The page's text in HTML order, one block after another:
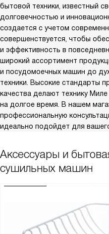
бытовой техники, известный
долговечностью и
создается с учетом
совершенствуется, чтобы
и эффективность в
широкий ассортимент
и посудомоечных машин до
техники. Высокие стандарты
качества делают технику
на долгое время. В нашем
профессиональную
идеально подойдет для
Аксессуары и
сушильных машин